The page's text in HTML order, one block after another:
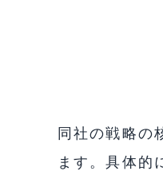
同社の戦略の
ます。具体的